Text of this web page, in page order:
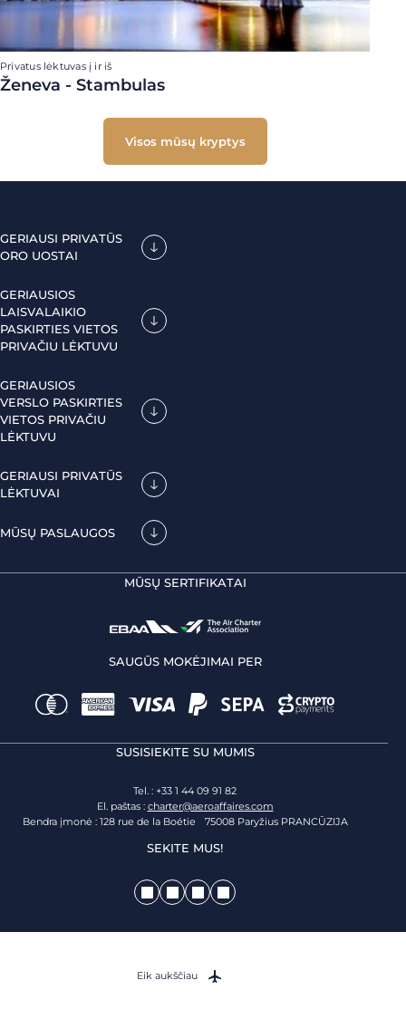
Privatus lėktuvas į ir iš
Ženeva - Stambulas
Visos mūsų kryptys
GERIAUSI PRIVATŪS
ORO UOSTAI
GERIAUSIOS
LAISVALAIKIO
PASKIRTIES VIETOS
PRIVAČIU LĖKTUVU
GERIAUSIOS
VERSLO PASKIRTIES
VIETOS PRIVAČIU
LĖKTUVU
GERIAUSI PRIVATŪS
LĖKTUVAI
MŪSŲ PASLAUGOS
MŪSŲ SERTIFIKATAI
SAUGŪS MOKĖJIMAI PER
SUSISIEKITE SU MUMIS
Tel. : +33 1 44 09 91 82
El. paštas : charter@aeroaffaires.com
Bendra įmonė : 128 rue de la Boétie 75008 Paryžius PRANCŪZIJA
SEKITE MUS!
Eik aukščiau